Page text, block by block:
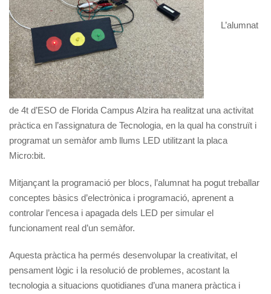
L’alumnat
de 4t d’ESO de Florida Campus Alzira ha realitzat una activitat
pràctica en l’assignatura de Tecnologia, en la qual ha construït i
programat un semàfor amb llums LED utilitzant la placa
Micro:bit.
Mitjançant la programació per blocs, l’alumnat ha pogut treballar
conceptes bàsics d’electrònica i programació, aprenent a
controlar l’encesa i apagada dels LED per simular el
funcionament real d’un semàfor.
Aquesta pràctica ha permés desenvolupar la creativitat, el
pensament lògic i la resolució de problemes, acostant la
tecnologia a situacions quotidianes d’una manera pràctica i